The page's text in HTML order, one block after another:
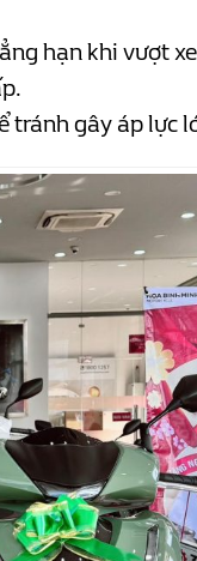
hạn khi vượt
gây áp lực